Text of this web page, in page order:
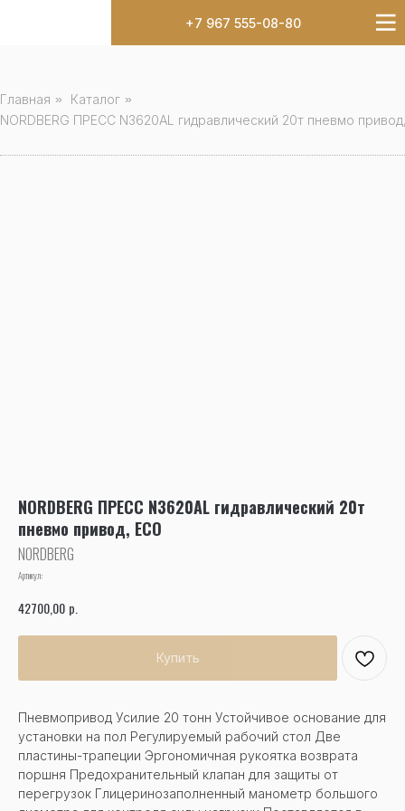
+7 967 555-08-80
Главная » Каталог »
NORDBERG ПРЕСС N3620AL гидравлический 20т пневмо
NORDBERG ПРЕСС N3620AL гидравлический 20т
пневмо привод, ECO
NORDBERG
Артикул:
42700,00 р.
Купить
Пневмопривод Усилие 20 тонн Устойчивое основание для
установки на пол Регулируемый рабочий стол Две
пластины-трапеции Эргономичная рукоятка возврата
поршня Предохранительный клапан для защиты от
перегрузок Глицеринозаполненный манометр большого